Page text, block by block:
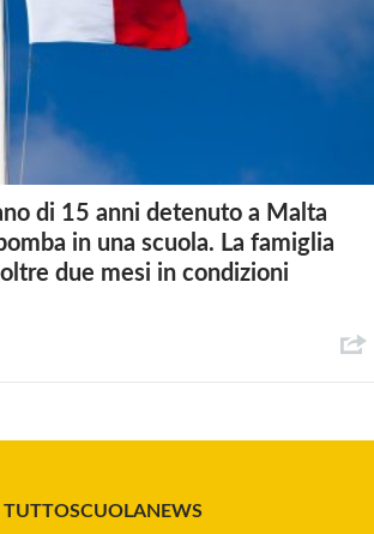
di 15 anni detenuto a Malta
in una scuola. La famiglia
oltre due mesi in condizioni
TUTTOSCUOLANEWS